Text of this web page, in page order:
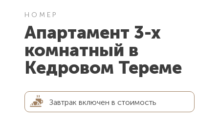
ЭЛЕКТРОННАЯ ПОЧТА
kremlinhotel@mail.ru
НОМЕР
Апартамент 3-х
комнатный в
Кедровом Тереме
Завтрак включен в стоимость